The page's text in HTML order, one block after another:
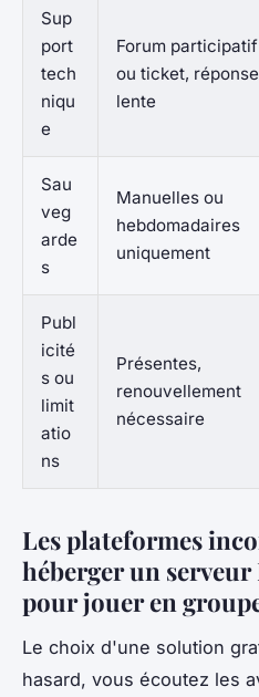
Sup
port
tech
niqu
e
Forum participatif
ou ticket, réponse
lente
Sau
veg
arde
s
Manuelles ou
hebdomadaires
uniquement
Publ
icité
s ou
limit
atio
ns
Présentes,
renouvellement
nécessaire
Les plateformes
héberger un
pour jouer en
Le choix d'une solution
hasard, vous écoutez les